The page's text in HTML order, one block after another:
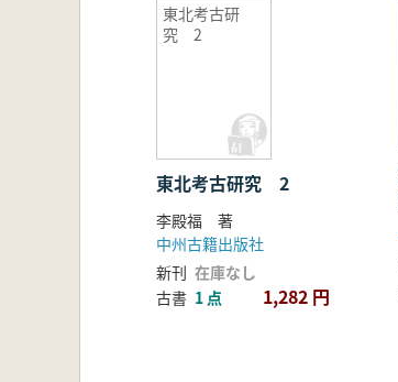
東北考古研
究 2
東北考古研究 2
李殿福 著
中州古籍出版社
新刊 在庫なし
古書 1 点 1,282 円